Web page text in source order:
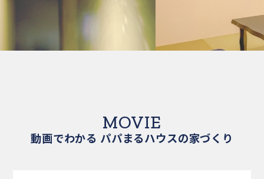
MOVIE
動画でわかる パパまるハウスの家づくり